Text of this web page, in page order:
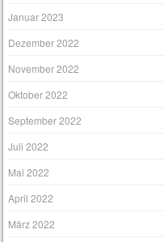
Januar 2023
Dezember 2022
November 2022
Oktober 2022
September 2022
Juli 2022
Mai 2022
April 2022
März 2022